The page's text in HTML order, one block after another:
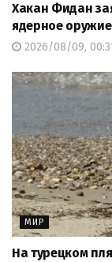
Хакан Фидан
ядерное
2026/08/09,
МИР
На турецком